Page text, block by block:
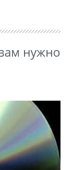
нужно